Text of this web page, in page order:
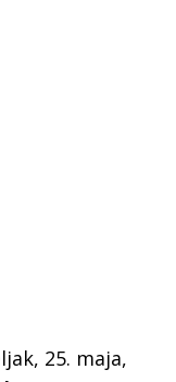
25. maja,